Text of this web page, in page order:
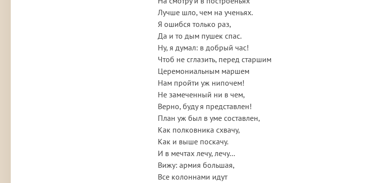
Лучше шло, чем на ученьях.
Я ошибся только раз,
Да и то дым пушек спас.
Ну, я думал: в добрый час!
Чтоб не сглазить, перед старшим
Церемониальным маршем
Нам пройти уж нипочем!
Не замеченный ни в чем,
Верно, буду я представлен!
План уж был в уме составлен,
Как полковника схвачу,
Как и выше поскачу.
И в мечтах лечу, лечу…
Вижу: армия большая,
Все колоннами идут